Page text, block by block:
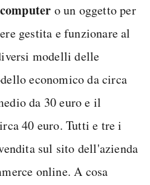
o un oggetto per
gestita e funzionare al
modelli delle
economico da circa
da 30 euro e il
40 euro. Tutti e tre i
sul sito dell'azienda
online. A cosa